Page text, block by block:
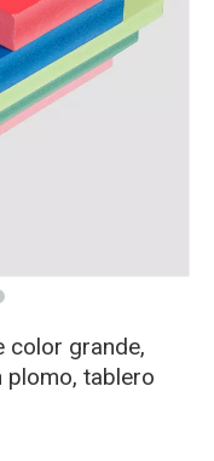
color grande,
plomo, tablero